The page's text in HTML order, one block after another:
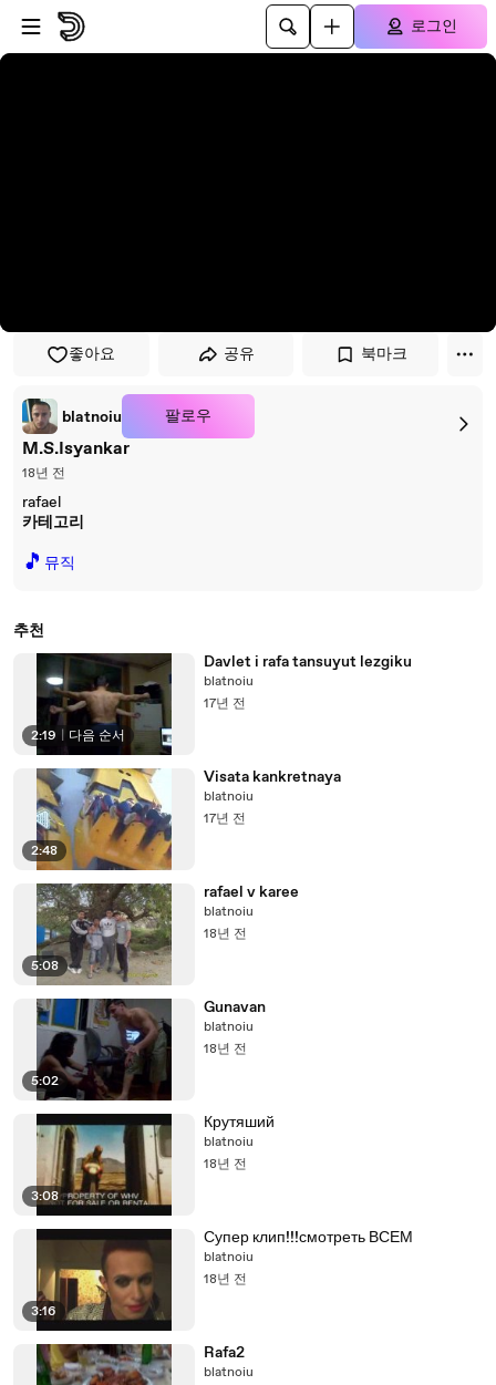
플레이어로 건너뛰기
본문으로 건너뛰기
로그인
좋아요 공유 북마크
blatnoiu 팔로우
M.S.Isyankar
18년 전
rafael
카테고리
🎵 뮤직
추천
2:19 다음 순서
Davlet i rafa tansuyut lezgiku
blatnoiu
17년 전
2:48
Visata kankretnaya
blatnoiu
17년 전
5:08
rafael v karee
blatnoiu
18년 전
5:02
Gunavan
blatnoiu
18년 전
3:08
Крутяший
blatnoiu
18년 전
3:16
Супер клип!!!смотреть ВСЕМ
blatnoiu
18년 전
Rafa2
blatnoiu